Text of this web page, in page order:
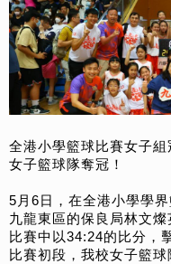
全港小學籃球比賽女子
女子籃球隊奪冠！
5月6日，在全港小學學
九龍東區的保良局林文
比賽中以34:24的比分，
比賽初段，我校女子籃